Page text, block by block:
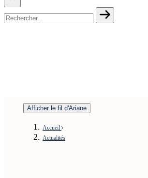
Afficher le fil d'Ariane
Accueil
Actualités